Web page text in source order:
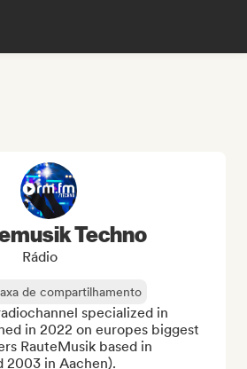
Techno
Rádio
de compartilhamento
specialized in
in 2022 on europes biggest
RauteMusik based in
2003 in Aachen).